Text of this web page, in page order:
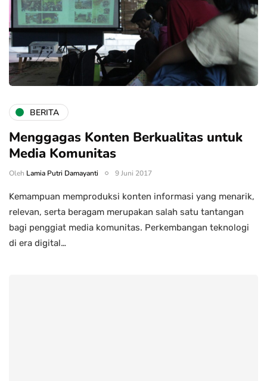
BERITA
Menggagas Konten Berkualitas untuk
Media Komunitas
Oleh Lamia Putri Damayanti 9 Juni 2017
Kemampuan memproduksi konten informasi yang menarik,
relevan, serta beragam merupakan salah satu tantangan
bagi penggiat media komunitas. Perkembangan teknologi
di era digital…